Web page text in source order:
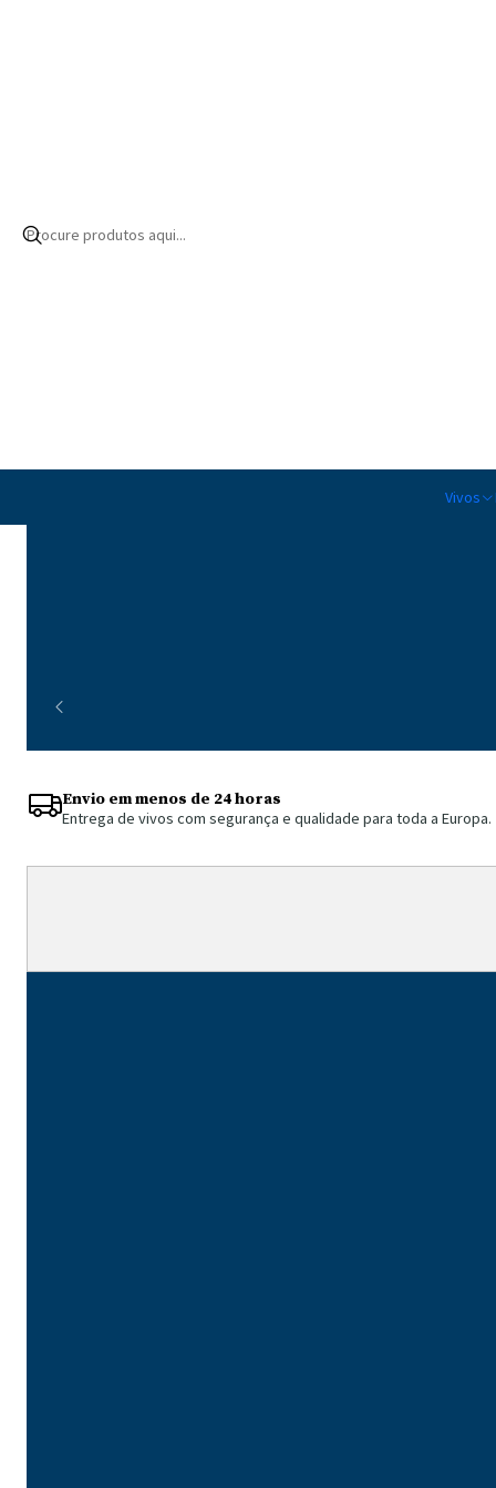
Vivos
Envio em menos de 24 horas
Entrega de vivos com segurança e qualidade para toda a Europa.